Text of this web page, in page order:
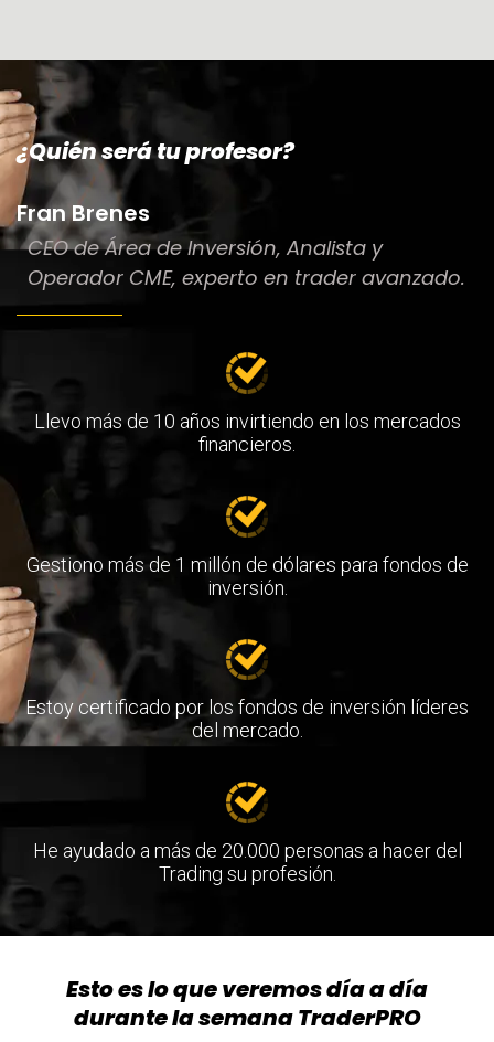
¿Quién será tu profesor?
Fran Brenes
CEO de Área de Inversión, Analista y
Operador CME, experto en trader avanzado.
Llevo más de 10 años invirtiendo en los mercados
financieros.
Gestiono más de 1 millón de dólares para fondos de
inversión.
Estoy certificado por los fondos de inversión líderes
del mercado.
He ayudado a más de 20.000 personas a hacer del
Trading su profesión.
Esto es lo que veremos día a día
durante la semana TraderPRO